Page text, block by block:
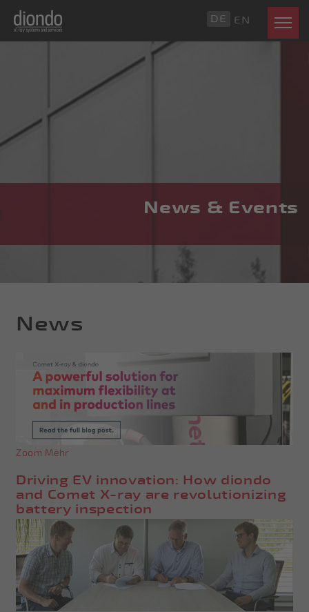
DE EN
News & Events
News
Zoom Mehr
Driving EV innovation: How diondo
and Comet X-ray are revolutionizing
battery inspection